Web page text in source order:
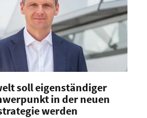
soll eigenständiger
in der neuen
werden